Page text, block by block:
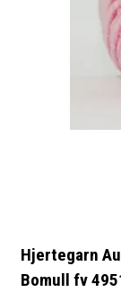
Hjertegarn
Bomull fv